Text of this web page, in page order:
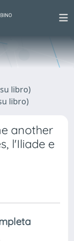
libro)
libro)
another
l'Iliade e